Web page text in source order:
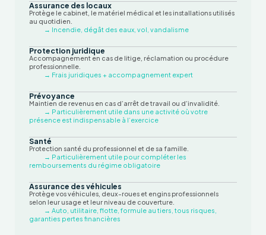
Assurance des locaux
Protège le cabinet, le matériel médical et les installations utilisés
au quotidien.
→ Incendie, dégât des eaux, vol, vandalisme
Protection juridique
Accompagnement en cas de litige, réclamation ou procédure
professionnelle.
→ Frais juridiques + accompagnement expert
Prévoyance
Maintien de revenus en cas d’arrêt de travail ou d’invalidité.
→ Particulièrement utile dans une activité où votre
présence est indispensable à l’exercice
Santé
Protection santé du professionnel et de sa famille.
→ Particulièrement utile pour compléter les
remboursements du régime obligatoire
Assurance des véhicules
Protège vos véhicules, deux-roues et engins professionnels
selon leur usage et leur niveau de couverture.
→ Auto, utilitaire, flotte, formule au tiers, tous risques,
garanties pertes financières